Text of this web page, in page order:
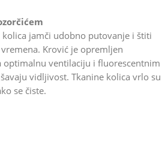
jamči udobno putovanje i štiti
Krović je opremljen
ventilaciju i fluorescentnim
vidljivost. Tkanine kolica vrlo su
se čiste.